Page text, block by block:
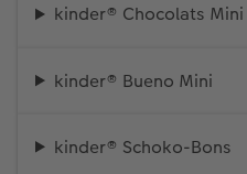
kinder® Chocolats Mini
kinder® Bueno Mini
kinder® Schoko-Bons